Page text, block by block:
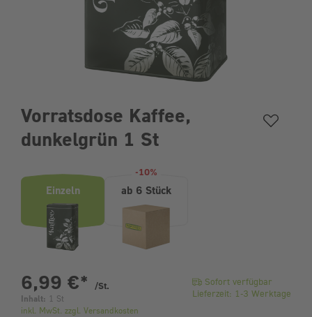
Vorratsdose Kaffee,
dunkelgrün 1 St
Einzeln
-10%
ab 6 Stück
6,99 €* /St.
Inhalt: 1 St
inkl. MwSt. zzgl. Versandkosten
Sofort verfügbar
Lieferzeit: 1-3 Werktage